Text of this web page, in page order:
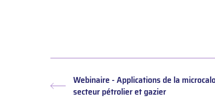
Article
Webinaire - Applications de la
secteur pétrolier et gazier